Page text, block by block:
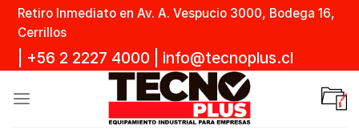
Skip
content
Retiro Inmediato en Av. A. Vespucio 3000, Bodega 16,
Cerrillos
+56 2 2227 4000 info@tecnoplus.cl